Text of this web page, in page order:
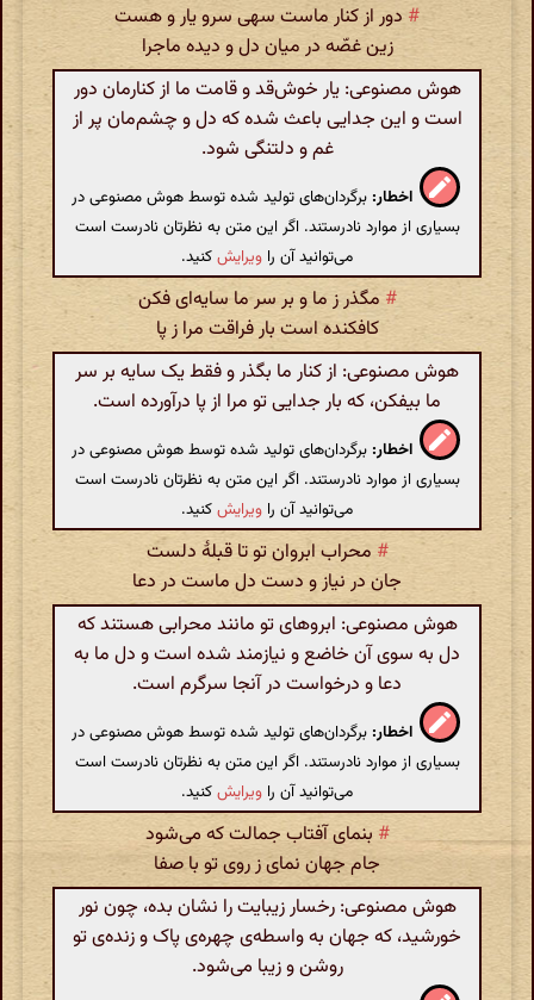
# دور از کنار ماست سهی سرو یار و هست
زین غصّه در میان دل و دیده ماجرا
هوش مصنوعی: یار خوش‌قد و قامت ما از کنارمان دور
است و این جدایی باعث شده که دل و چشم‌مان پر از
غم و دلتنگی شود.
اخطار: برگردان‌های تولید شده توسط هوش مصنوعی در
بسیاری از موارد نادرستند. اگر این متن به نظرتان نادرست است
می‌توانید آن را ویرایشکنید.
# مگذر ز ما و بر سر ما سایه‌ای فکن
کافکنده است بار فراقت مرا ز پا
هوش مصنوعی: از کنار ما بگذر و فقط یک سایه بر سر
ما بیفکن، که بار جدایی تو مرا از پا درآورده است.
اخطار: برگردان‌های تولید شده توسط هوش مصنوعی در
بسیاری از موارد نادرستند. اگر این متن به نظرتان نادرست است
می‌توانید آن را ویرایشکنید.
# محراب ابروان تو تا قبلهٔ دلست
جان در نیاز و دست دل ماست در دعا
هوش مصنوعی: ابروهای تو مانند محرابی هستند که
دل به سوی آن خاضع و نیازمند شده است و دل ما به
دعا و درخواست در آنجا سرگرم است.
اخطار: برگردان‌های تولید شده توسط هوش مصنوعی در
بسیاری از موارد نادرستند. اگر این متن به نظرتان نادرست است
می‌توانید آن را ویرایشکنید.
# بنمای آفتاب جمالت که می‌شود
جام جهان نمای ز روی تو با صفا
هوش مصنوعی: رخسار زیبایت را نشان بده، چون نور
خورشید، که جهان به واسطه‌ی چهره‌ی پاک و زنده‌ی تو
روشن و زیبا می‌شود.